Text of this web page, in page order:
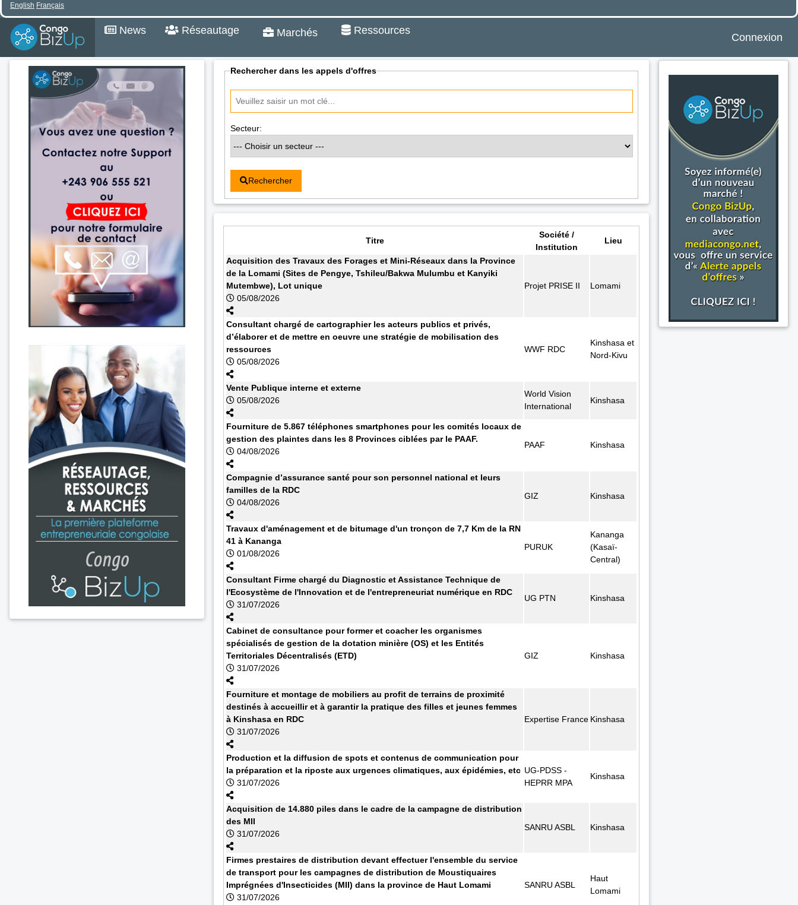
English Français
News Réseautage Marchés Ressources
Connexion
Rechercher dans les appels d'offres
Secteur:
Rechercher
Titre
Société /
Institution
Lieu
Acquisition des Travaux des Forages et Mini-Réseaux dans la Province
de la Lomami (Sites de Pengye, Tshileu/Bakwa Mulumbu et Kanyiki
Mutembwe), Lot unique
05/08/2026
Projet PRISE II Lomami
Consultant chargé de cartographier les acteurs publics et privés,
d’élaborer et de mettre en oeuvre une stratégie de mobilisation des
ressources
05/08/2026
WWF RDC
Kinshasa et
Nord-Kivu
Vente Publique interne et externe
05/08/2026
World Vision
International
Kinshasa
Fourniture de 5.867 téléphones smartphones pour les comités locaux de
gestion des plaintes dans les 8 Provinces ciblées par le PAAF.
04/08/2026
PAAF Kinshasa
Compagnie d’assurance santé pour son personnel national et leurs
familles de la RDC
04/08/2026
GIZ Kinshasa
Travaux d'aménagement et de bitumage d'un tronçon de 7,7 Km de la RN
41 à Kananga
01/08/2026
PURUK
Kananga
(Kasaï-
Central)
Consultant Firme chargé du Diagnostic et Assistance Technique de
l'Ecosystème de l'Innovation et de l'entrepreneuriat numérique en RDC
31/07/2026
UG PTN Kinshasa
Cabinet de consultance pour former et coacher les organismes
spécialisés de gestion de la dotation minière (OS) et les Entités
Territoriales Décentralisés (ETD)
31/07/2026
GIZ Kinshasa
Fourniture et montage de mobiliers au profit de terrains de proximité
destinés à accueillir et à garantir la pratique des filles et jeunes femmes
à Kinshasa en RDC
31/07/2026
Expertise France Kinshasa
Production et la diffusion de spots et contenus de communication pour
la préparation et la riposte aux urgences climatiques, aux épidémies, etc
31/07/2026
UG-PDSS -
HEPRR MPA
Kinshasa
Acquisition de 14.880 piles dans le cadre de la campagne de distribution
des MII
31/07/2026
SANRU ASBL Kinshasa
Firmes prestaires de distribution devant effectuer l'ensemble du service
de transport pour les campagnes de distribution de Moustiquaires
Imprégnées d'Insecticides (MII) dans la province de Haut Lomami
31/07/2026
SANRU ASBL
Haut
Lomami